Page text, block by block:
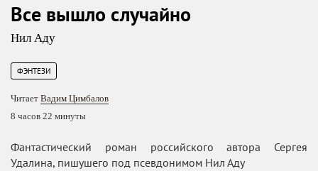
Все вышло случайно
Нил Аду
ФЭНТЕЗИ
Читает Вадим Цимбалов
8 часов 22 минуты
Фантастический роман российского автора Сергея
Удалина, пишушего под псевдонимом Нил Аду